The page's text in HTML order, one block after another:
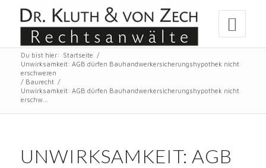
Du bist hier: Startseite
/
Unwirksamkeit: AGB dürfen Bauhandwerkersicherungshypothek nicht
erschweren
/ Baurecht /
Unwirksamkeit: AGB dürfen Bauhandwerkersicherungshypothek nicht
erschw...
UNWIRKSAMKEIT: AGB